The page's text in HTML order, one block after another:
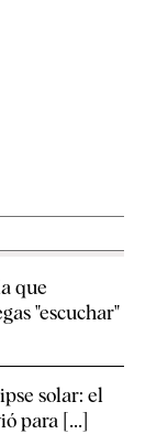
que
"escuchar"
solar: el
para [...]